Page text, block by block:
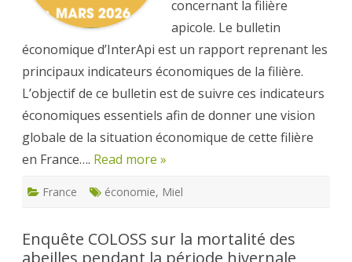
concernant la filière
apicole. Le bulletin
économique d’InterApi est un rapport reprenant les
principaux indicateurs économiques de la filière.
L’objectif de ce bulletin est de suivre ces indicateurs
économiques essentiels afin de donner une vision
globale de la situation économique de cette filière
en France…. Read more »
France économie, Miel
Enquête COLOSS sur la mortalité des
abeilles pendant la période hivernale